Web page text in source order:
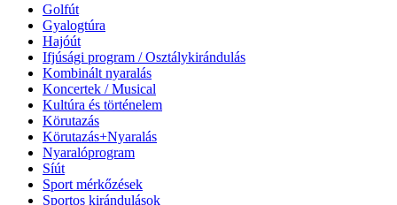
Golfút
Gyalogtúra
Hajóút
Ifjúsági program / Osztálykirándulás
Kombinált nyaralás
Koncertek / Musical
Kultúra és történelem
Körutazás
Körutazás+Nyaralás
Nyaralóprogram
Síút
Sport mérkőzések
Sportos kirándulások